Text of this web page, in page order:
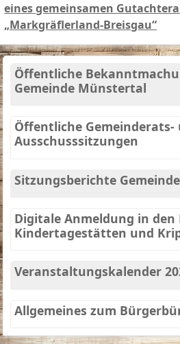
eines gemeinsamen
„Markgräflerland-Breisgau“
Öffentliche
Gemeinde Münstertal
Öffentliche Gemeinderats-
Ausschusssitzungen
Sitzungsberichte
Digitale Anmeldung in
Kindertagestätten und
Veranstaltungskalender
Allgemeines zum